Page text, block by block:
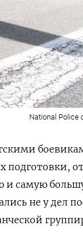
National Police
подготовки,
и самую
не у дел